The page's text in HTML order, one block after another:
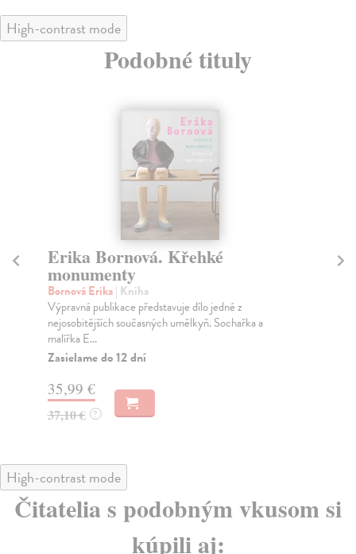
High-contrast mode
Podobné tituly
Erika Bornová - Stíny horkého
léta / Traudi Schönfeld
Bornová Erika| Kniha
Portréty copaté dívky a otlučených věcí ze starého
domu nakreslené černým pískem. Zobrazení prostá, ...
Zasielame do 12 dní
32,40 € ?
High-contrast mode
Čitatelia s podobným vkusom si
kúpili aj: